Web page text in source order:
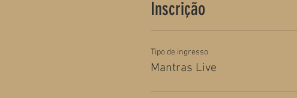
Inscrição
Tipo de ingresso
Mantras Live